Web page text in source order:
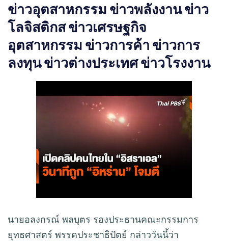
ข่าวอุตสาหกรรม ข่าวพลังงาน ข่าว
โลจิสติกส ข่าวเศรษฐกิจ
อุตสาหกรรม ข่าวการค้า ข่าวการ
ลงทุน ข่าวต่างประเทศ ข่าวโรงงาน
นายอลงกรณ์ พลบุตร รองประธานคณะกรรมการ
ยุทธศาสตร์ พรรคประชาธิปัตย์ กล่าววันนี้ว่า